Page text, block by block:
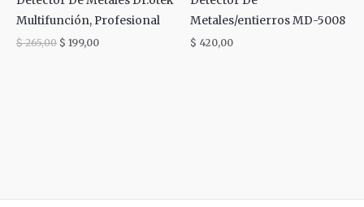
Multifunción, Profesional
$265,00 $ 199,00
Metales/entierros MD-5008
$ 420,00